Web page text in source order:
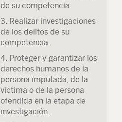
de su competencia.
3. Realizar investigaciones
de los delitos de su
competencia.
4. Proteger y garantizar los
derechos humanos de la
persona imputada, de la
víctima o de la persona
ofendida en la etapa de
investigación.